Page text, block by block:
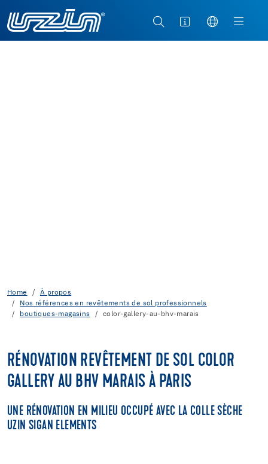
Home
À propos
Nos références en revêtements de sol professionnels
boutiques-magasins
color-gallery-au-bhv-marais
RÉNOVATION REVÊTEMENT DE SOL COLOR
GALLERY AU BHV MARAIS À PARIS
UNE RÉNOVATION EN MILIEU OCCUPÉ AVEC LA COLLE SÈCHE
UZIN SIGAN ELEMENTS